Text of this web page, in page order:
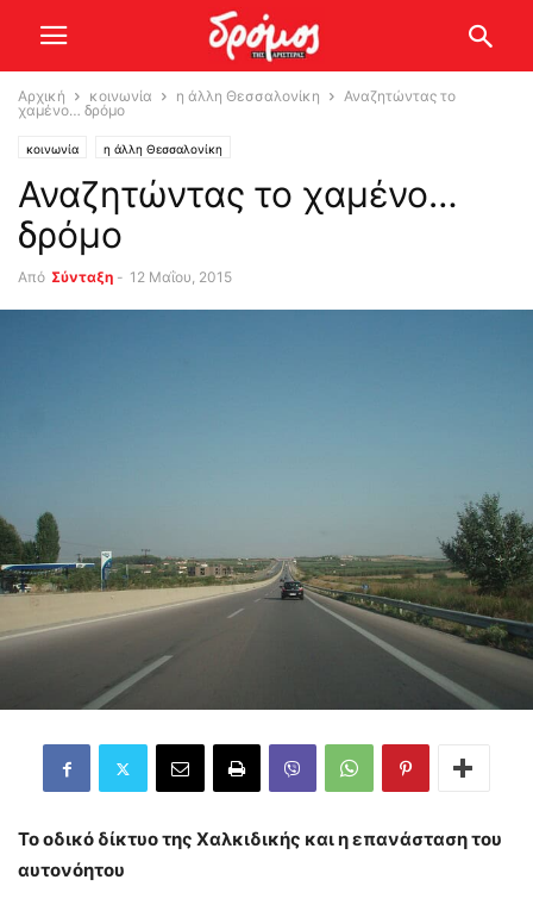
Αρχική κοινωνία η άλλη Θεσσαλονίκη
Αναζητώντας το
χαμένο… δρόμο
κοινωνία η άλλη Θεσσαλονίκη
Αναζητώντας το χαμένο…
δρόμο
Από Σύνταξη - 12 Μαΐου, 2015
Το οδικό δίκτυο της Χαλκιδικής και η επανάσταση του
αυτονόητου